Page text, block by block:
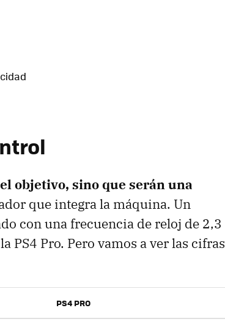
objetivo, sino que serán una
que integra la máquina. Un
con una frecuencia de reloj de 2,3
PS4 Pro. Pero vamos a ver las cifras
PS4 PRO